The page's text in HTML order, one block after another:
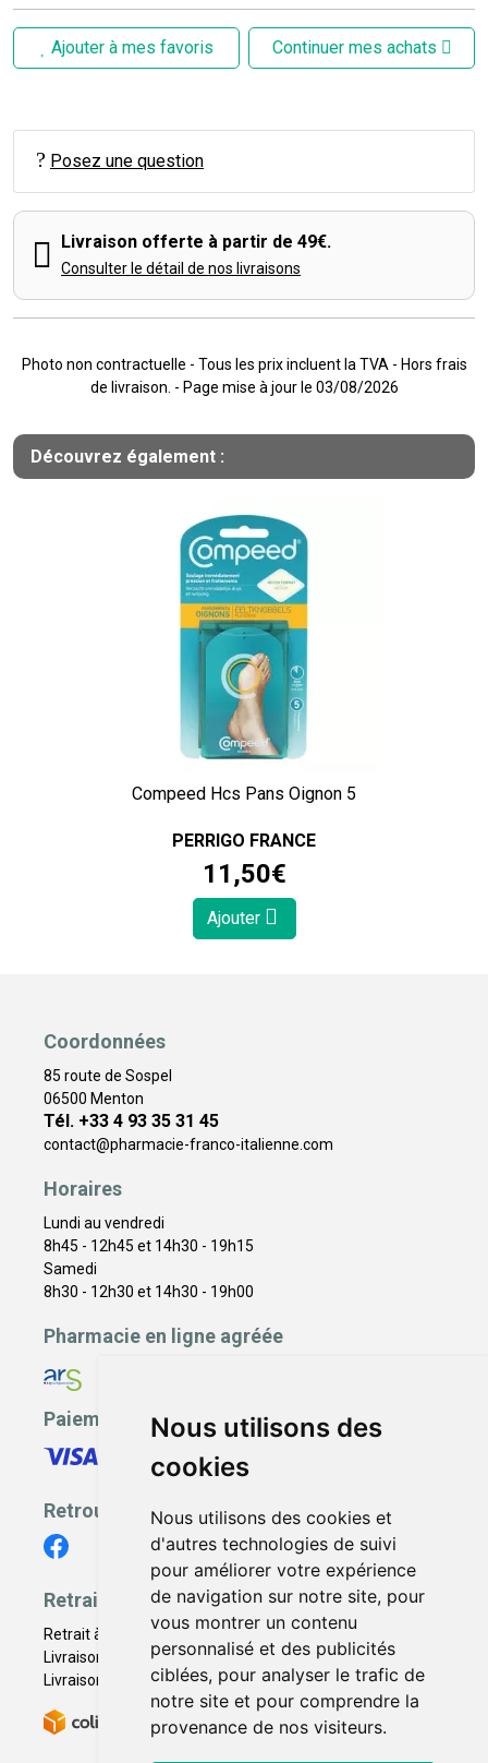
Nous utilisons des
cookies
Nous utilisons des cookies et
d'autres technologies de suivi
pour améliorer votre expérience
de navigation sur notre site, pour
vous montrer un contenu
personnalisé et des publicités
ciblées, pour analyser le trafic de
notre site et pour comprendre la
provenance de nos visiteurs.
Ajouter à mes favoris Continuer mes achats
Posez une question
Livraison offerte à partir de 49€.
Consulter le détail de nos livraisons
Photo non contractuelle - Tous les prix incluent la TVA - Hors frais
de livraison. - Page mise à jour le 03/08/2026
Découvrez également :
Compeed Hcs Pans Oignon 5
PERRIGO FRANCE
11 ,50€
Ajouter
Coordonnées
85 route de Sospel
06500 Menton
Tél. +33 4 93 35 31 45
contact@pharmacie-franco-italienne.com
Horaires
Lundi au vendredi
8h45 - 12h45 et 14h30 - 19h15
Samedi
8h30 - 12h30 et 14h30 - 19h00
Pharmacie en ligne agréée
Paiement sécurisé
Retrouvez-nous
Retrait - Livraison
Retrait à la pharmacie - Click & Collect
Livraison en Point Relais
Livraison à domicile